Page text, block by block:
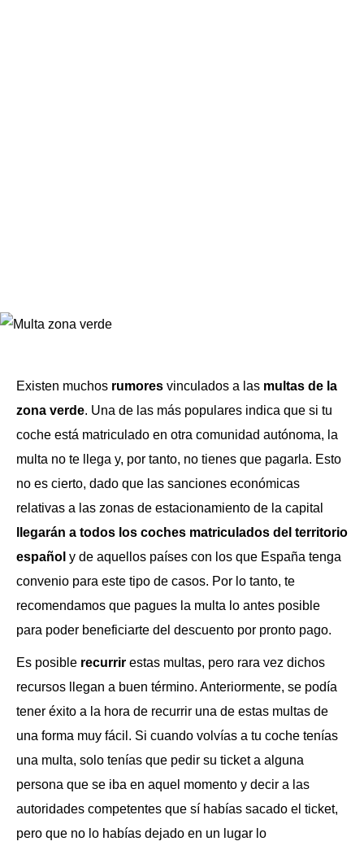
Existen muchos rumores vinculados a las multas de la
zona verde. Una de las más populares indica que si tu
coche está matriculado en otra comunidad autónoma, la
multa no te llega y, por tanto, no tienes que pagarla. Esto
no es cierto, dado que las sanciones económicas
relativas a las zonas de estacionamiento de la capital
llegarán a todos los coches matriculados del territorio
español y de aquellos países con los que España tenga
convenio para este tipo de casos. Por lo tanto, te
recomendamos que pagues la multa lo antes posible
para poder beneficiarte del descuento por pronto pago.
Es posible recurrir estas multas, pero rara vez dichos
recursos llegan a buen término. Anteriormente, se podía
tener éxito a la hora de recurrir una de estas multas de
una forma muy fácil. Si cuando volvías a tu coche tenías
una multa, solo tenías que pedir su ticket a alguna
persona que se iba en aquel momento y decir a las
autoridades competentes que sí habías sacado el ticket,
pero que no lo habías dejado en un lugar lo